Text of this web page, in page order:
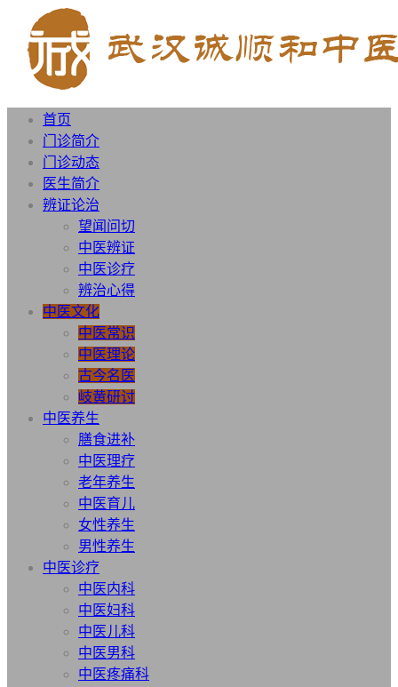
首页
门诊简介
门诊动态
医生简介
辨证论治
望闻问切
中医辨证
中医诊疗
辨治心得
中医文化
中医常识
中医理论
古今名医
岐黄研讨
中医养生
膳食进补
中医理疗
老年养生
中医育儿
女性养生
男性养生
中医诊疗
中医内科
中医妇科
中医儿科
中医男科
中医疼痛科